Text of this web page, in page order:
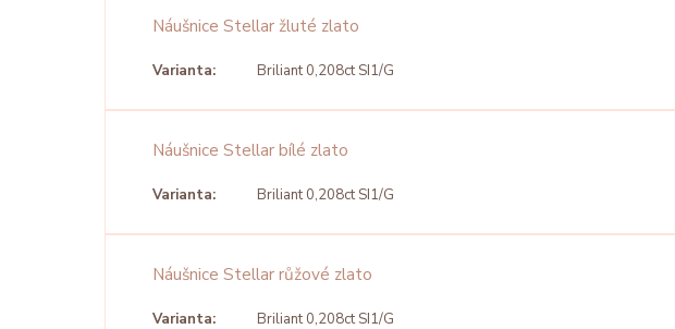
Náušnice Stellar žluté zlato
Varianta: Briliant 0,208ct SI1/G
Náušnice Stellar bílé zlato
Varianta: Briliant 0,208ct SI1/G
Náušnice Stellar růžové zlato
Varianta: Briliant 0,208ct SI1/G